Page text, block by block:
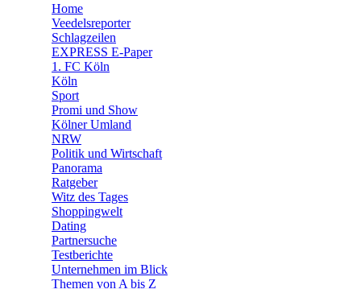
🛒 Shoppingwelt
Home
Veedelsreporter
Schlagzeilen
EXPRESS E-Paper
1. FC Köln
Köln
Sport
Promi und Show
Kölner Umland
NRW
Politik und Wirtschaft
Panorama
Ratgeber
Witz des Tages
Shoppingwelt
Dating
Partnersuche
Testberichte
Unternehmen im Blick
Themen von A bis Z